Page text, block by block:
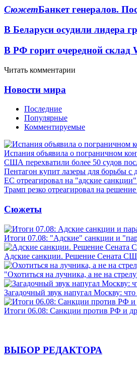
СюжетБанкет генералов.
В Беларуси осудили лидера
В РФ горит очередной склад
Читать комментарии
Новости мира
Последние
Популярные
Комментируемые
Испания объявила о пограничном
США перехватили более 50 судов
Пентагон купит лазеры для борьбы
ЕС отреагировал на "адские
Трамп резко отреагировал на
Сюжеты
Итоги 07.08: "Адские" санкции и
Адские санкции. Решение Сената
"Охотиться на лучника, а не на
Загадочный звук напугал Москву:
Итоги 06.08: Санкции против РФ и
ВЫБОР РЕДАКТОРА